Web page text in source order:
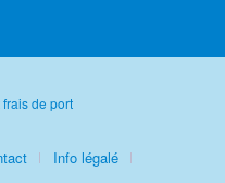
de port
Info légalé